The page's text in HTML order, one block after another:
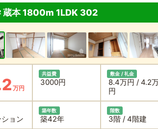
蔵本 1800m 1LDK 302
万円
共益費
3000円
敷金 / 礼金
8.4万円 / 4.2
円
ョン
築年数
築42年
階数
3階 / 4階建